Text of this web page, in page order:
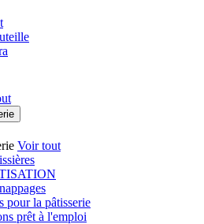
Voir tout
pour la pâtisserie
prêt à l'emploi